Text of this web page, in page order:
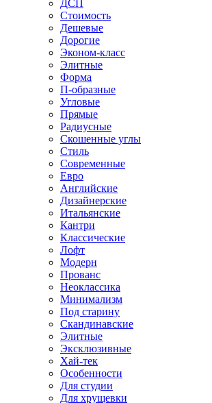
ДСП
Стоимость
Дешевые
Дорогие
Эконом-класс
Элитные
Форма
П-образные
Угловые
Прямые
Радиусные
Скошенные углы
Стиль
Современные
Евро
Английские
Дизайнерские
Итальянские
Кантри
Классические
Лофт
Модерн
Прованс
Неоклассика
Минимализм
Под старину
Скандинавские
Элитные
Эксклюзивные
Хай-тек
Особенности
Для студии
Для хрущевки